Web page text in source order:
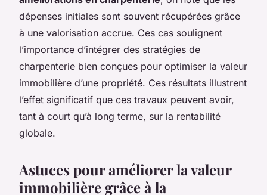
dépenses initiales sont souvent récupérées grâce
à une valorisation accrue. Ces cas soulignent
l’importance d’intégrer des stratégies de
charpenterie bien conçues pour optimiser la valeur
immobilière d’une propriété. Ces résultats illustrent
l’effet significatif que ces travaux peuvent avoir,
tant à court qu’à long terme, sur la rentabilité
globale.
Astuces pour améliorer la valeur
immobilière grâce à la